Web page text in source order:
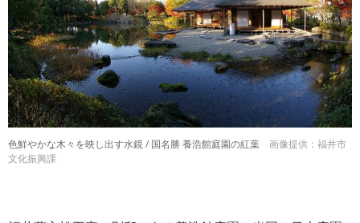
色鮮やかな木々を映し出す水鏡 / 国名勝 養浩館庭園の紅葉
画像提供：福井市
文化振興課